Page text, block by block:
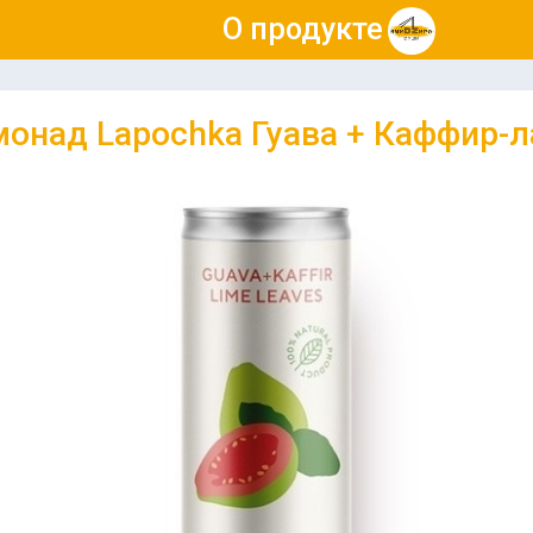
О продукте
Lapochka Гуава + Каффир-